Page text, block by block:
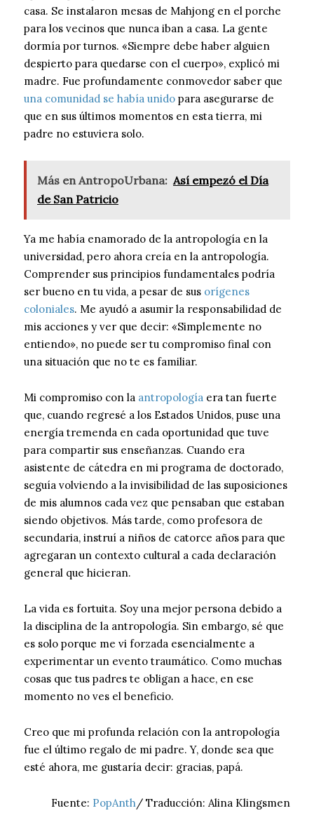
casa. Se instalaron mesas de Mahjong en el porche
para los vecinos que nunca iban a casa. La gente
dormía por turnos. «Siempre debe haber alguien
despierto para quedarse con el cuerpo», explicó mi
madre. Fue profundamente conmovedor saber que
una comunidad se había unido para asegurarse de
que en sus últimos momentos en esta tierra, mi
padre no estuviera solo.
Más en AntropoUrbana: Así empezó el Día
de San Patricio
Ya me había enamorado de la antropología en la
universidad, pero ahora creía en la antropología.
Comprender sus principios fundamentales podría
ser bueno en tu vida, a pesar de sus orígenes
coloniales. Me ayudó a asumir la responsabilidad de
mis acciones y ver que decir: «Simplemente no
entiendo», no puede ser tu compromiso final con
una situación que no te es familiar.
Mi compromiso con la antropología era tan fuerte
que, cuando regresé a los Estados Unidos, puse una
energía tremenda en cada oportunidad que tuve
para compartir sus enseñanzas. Cuando era
asistente de cátedra en mi programa de doctorado,
seguía volviendo a la invisibilidad de las suposiciones
de mis alumnos cada vez que pensaban que estaban
siendo objetivos. Más tarde, como profesora de
secundaria, instruí a niños de catorce años para que
agregaran un contexto cultural a cada declaración
general que hicieran.
La vida es fortuita. Soy una mejor persona debido a
la disciplina de la antropología. Sin embargo, sé que
es solo porque me vi forzada esencialmente a
experimentar un evento traumático. Como muchas
cosas que tus padres te obligan a hace, en ese
momento no ves el beneficio.
Creo que mi profunda relación con la antropología
fue el último regalo de mi padre. Y, donde sea que
esté ahora, me gustaría decir: gracias, papá.
Fuente: PopAnth/ Traducción: Alina Klingsmen